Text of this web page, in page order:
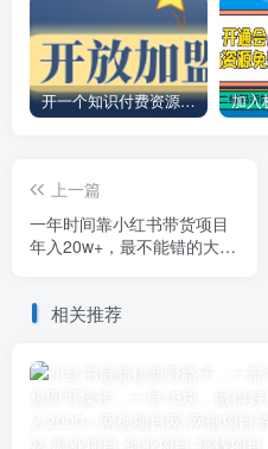
开一个知识付费资源网站，小白也能日入1000+
上一篇
一年时间靠小红书带货项目
年入20w+，最不能错的大红
相关推荐